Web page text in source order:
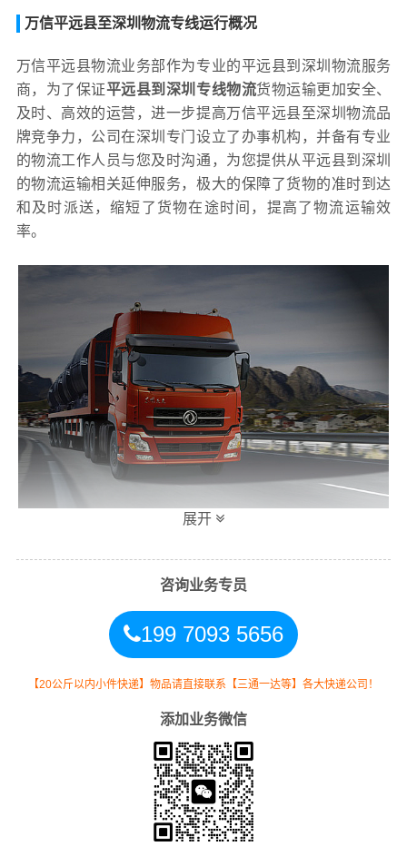
万信平远县至深圳物流专线运行概况
万信平远县物流业务部作为专业的平远县到深圳物流服务
商，为了保证平远县到深圳专线物流货物运输更加安全、
及时、高效的运营，进一步提高万信平远县至深圳物流品
牌竞争力，公司在深圳专门设立了办事机构，并备有专业
的物流工作人员与您及时沟通，为您提供从平远县到深圳
的物流运输相关延伸服务，极大的保障了货物的准时到达
和及时派送，缩短了货物在途时间，提高了物流运输效
率。
万信平远县到深圳专线物流运输方式
同时，为了方便广大客户从平远县物流到深圳的不同运输
时效和物流成本要求，万信特推出平远县到深圳物流
运输方式，以此来降低从广东平远县到深圳的物流专线运
输成本，提高由平远县发货到深圳的物流效率，以便为新
物流门到门运输服务！
展开
咨询业务专员
199 7093 5656
【20公斤以内小件快递】物品请直接联系【三通一达等】各大快递公司！
添加业务微信